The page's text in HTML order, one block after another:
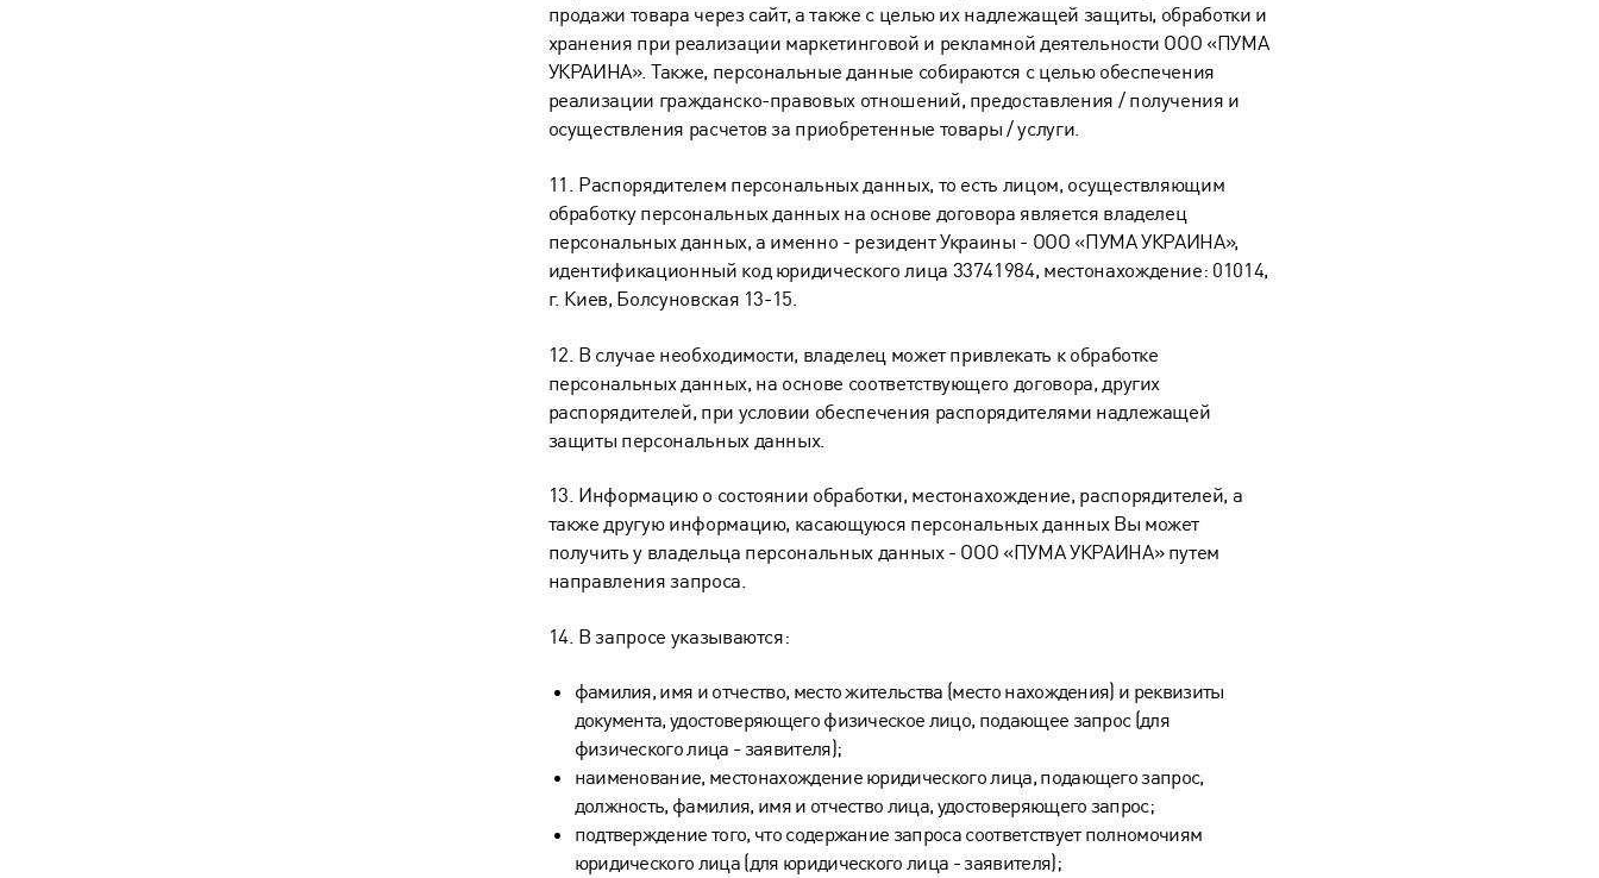
продажи товара через сайт, а также с целью их надлежащей защиты, обработки и
хранения при реализации маркетинговой и рекламной деятельности ООО «ПУМА
УКРАИНА». Также, персональные данные собираются с целью обеспечения
реализации гражданско-правовых отношений, предоставления / получения и
осуществления расчетов за приобретенные товары / услуги.
11. Распорядителем персональных данных, то есть лицом, осуществляющим
обработку персональных данных на основе договора является владелец
персональных данных, а именно - резидент Украины - ООО «ПУМА УКРАИНА»,
идентификационный код юридического лица 33741984, местонахождение: 01014,
г. Киев, Болсуновская 13-15.
12. В случае необходимости, владелец может привлекать к обработке
персональных данных, на основе соответствующего договора, других
распорядителей, при условии обеспечения распорядителями надлежащей
защиты персональных данных.
13. Информацию о состоянии обработки, местонахождение, распорядителей, а
также другую информацию, касающуюся персональных данных Вы может
получить у владельца персональных данных - ООО «ПУМА УКРАИНА» путем
направления запроса.
14. В запросе указываются:
фамилия, имя и отчество, место жительства (место нахождения) и реквизиты
документа, удостоверяющего физическое лицо, подающее запрос (для
физического лица - заявителя);
наименование, местонахождение юридического лица, подающего запрос,
должность, фамилия, имя и отчество лица, удостоверяющего запрос;
подтверждение того, что содержание запроса соответствует полномочиям
юридического лица (для юридического лица - заявителя);